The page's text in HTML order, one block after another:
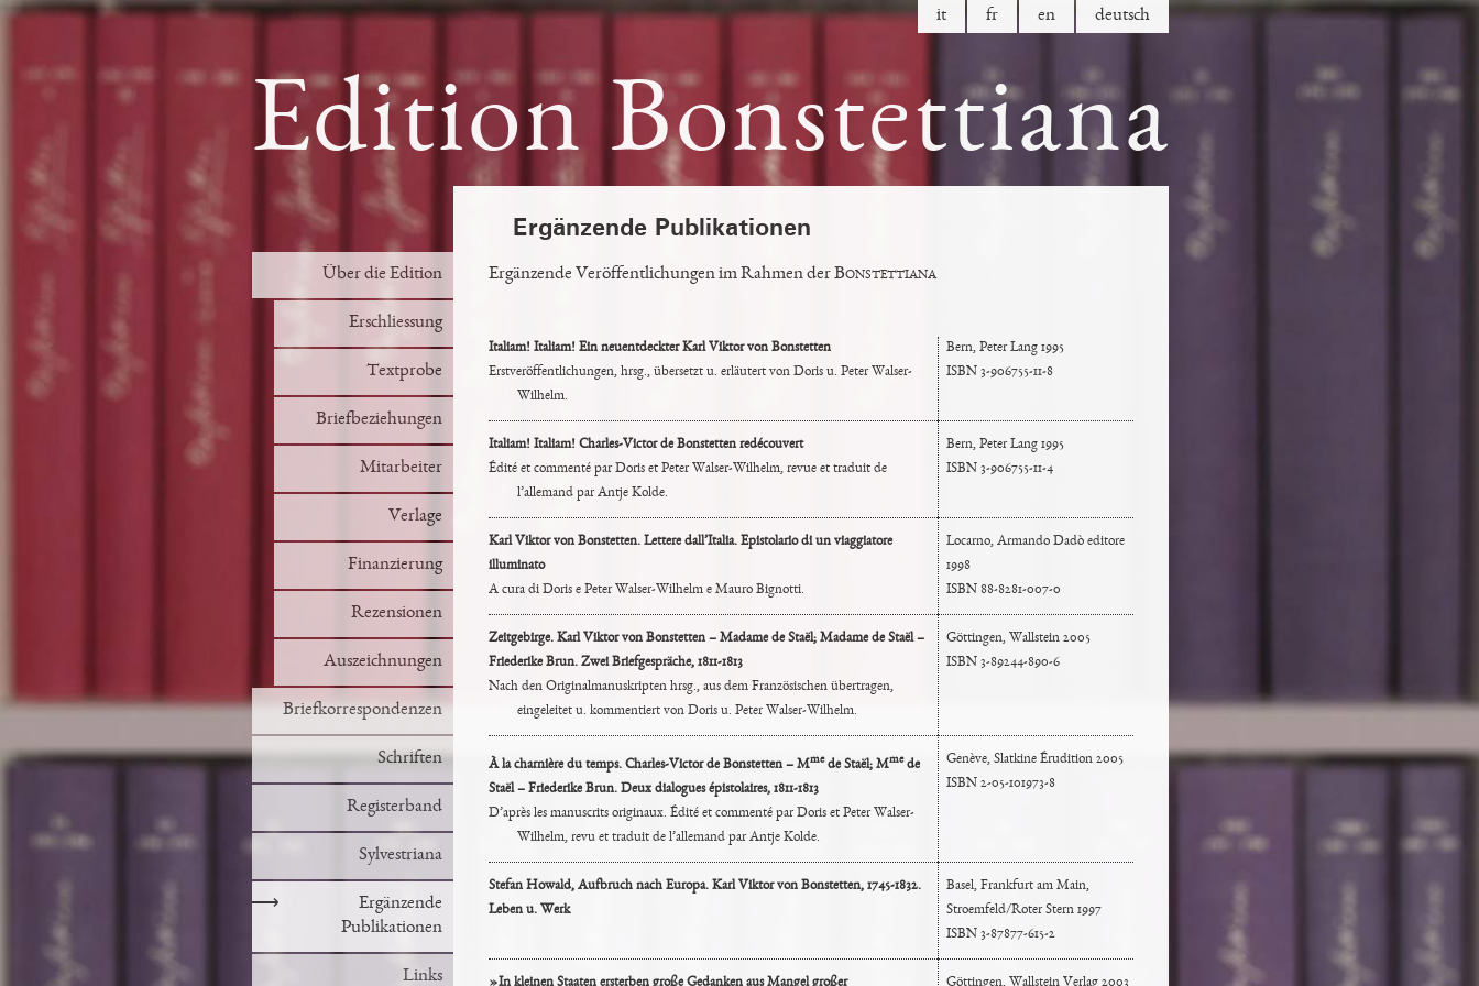
deutsch
en
fr
it
Edition Bonstettiana
Über die Edition
Erschliessung
Textprobe
Briefbeziehungen
Mitarbeiter
Verlage
Finanzierung
Rezensionen
Auszeichnungen
Briefkorrespondenzen
Schriften
Registerband
Sylvestriana
⟶
Ergänzende
Publikationen
Links
Ergänzende Publikationen
Ergänzende Veröffentlichungen im Rahmen derBonstettiana
Italiam! Italiam! Ein neuentdeckter Karl Viktor von Bonstetten
Erstveröffentlichungen, hrsg., übersetzt u. erläutert von Doris u. Peter Walser-
Wilhelm.
Bern, Peter Lang 1995
ISBN 3-906755-11-8
Italiam! Italiam! Charles-Victor de Bonstetten redécouvert
Édité et commenté par Doris et Peter Walser-Wilhelm, revue et traduit de
l’allemand par Antje Kolde.
Bern, Peter Lang 1995
ISBN 3-906755-11-4
Karl Viktor von Bonstetten. Lettere dall’Italia. Epistolario di un viaggiatore
illuminato
A cura di Doris e Peter Walser-Wilhelm e Mauro Bignotti.
Locarno, Armando Dadò editore
1998
ISBN 88-8281-007-0
Zeitgebirge. Karl Viktor von Bonstetten – Madame de Staël; Madame de Staël –
Friederike Brun. Zwei Briefgespräche, 1811-1813
Nach den Originalmanuskripten hrsg., aus dem Französischen übertragen,
eingeleitet u. kommentiert von Doris u. Peter Walser-Wilhelm.
Göttingen, Wallstein 2005
ISBN 3-89244-890-6
À la charnière du temps. Charles-Victor de Bonstetten – Mmede Staël; Mmede
Staël – Friederike Brun. Deux dialogues épistolaires, 1811-1813
D’après les manuscrits originaux. Édité et commenté par Doris et Peter Walser-
Wilhelm, revu et traduit de l’allemand par Antje Kolde.
Genève, Slatkine Érudition 2005
ISBN 2-05-101973-8
Stefan Howald, Aufbruch nach Europa. Karl Viktor von Bonstetten, 1745-1832.
Leben u. Werk
Basel, Frankfurt am Main,
Stroemfeld/Roter Stern 1997
ISBN 3-87877-615-2